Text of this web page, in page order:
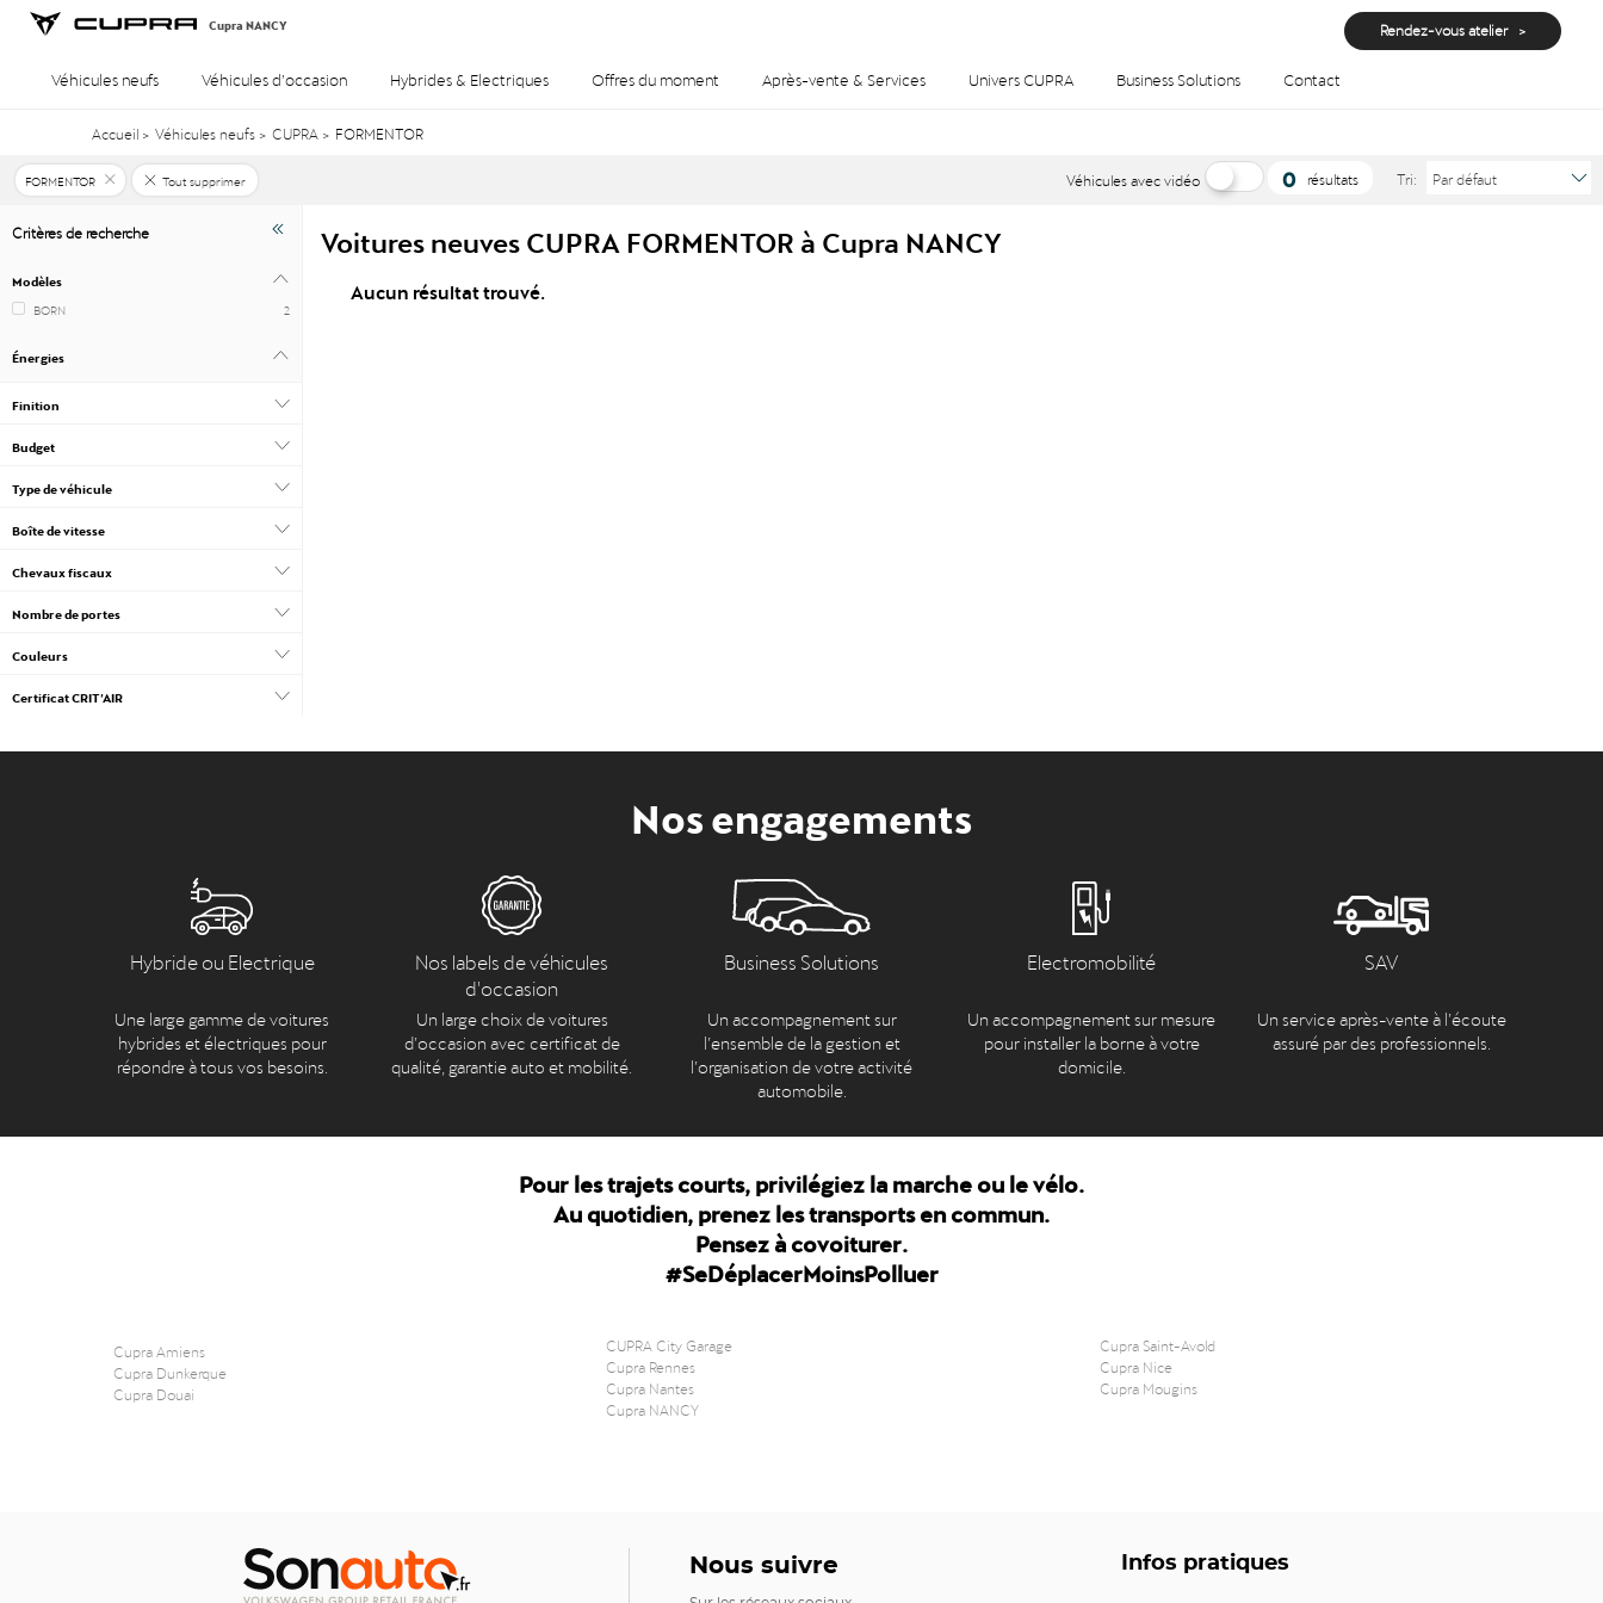
Cupra NANCY Rendez-vous atelier
Véhicules neufs Véhicules d’occasion Hybrides & Electriques Offres du moment Après-vente & Services Univers CUPRA Business Solutions Contact
Accueil > Véhicules neufs > CUPRA > FORMENTOR
FORMENTOR Tout supprimer Tri: Par défaut
Véhicules avec vidéo 0 résultats
Critères de recherche
Modèles
BORN 2
Énergies
Finition
Budget
Type de véhicule
Boîte de vitesse
Chevaux fiscaux
Nombre de portes
Couleurs
Certificat CRIT’AIR
Voitures neuves CUPRA FORMENTOR à Cupra NANCY
Aucun résultat trouvé.
Nos engagements
Hybride ou Electrique
Une large gamme de voitures
hybrides et électriques pour
répondre à tous vos besoins.
Nos labels de véhicules
d'occasion
Un large choix de voitures
d’occasion avec certificat de
qualité, garantie auto et mobilité.
Business Solutions
Un accompagnement sur
l’ensemble de la gestion et
l’organisation de votre activité
automobile.
Electromobilité
Un accompagnement sur mesure
pour installer la borne à votre
domicile.
SAV
Un service après-vente à l’écoute
assuré par des professionnels.
Pour les trajets courts, privilégiez la marche ou le vélo.
Au quotidien, prenez les transports en commun.
Pensez à covoiturer.
#SeDéplacerMoinsPolluer
Cupra Amiens
Cupra Dunkerque
Cupra Douai
CUPRA City Garage
Cupra Rennes
Cupra Nantes
Cupra NANCY
Cupra Saint-Avold
Cupra Nice
Cupra Mougins
Nous suivre Infos pratiques